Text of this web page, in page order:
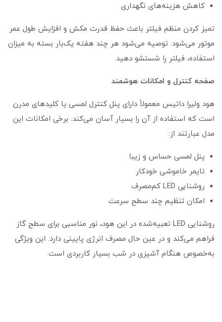
کاهش هزینه‌های نگهداری
تمیز کردن منظم فیلتر باعث حفظ قدرت مکش و افزایش طول عمر
موتور می‌شود. توصیه می‌شود هر چند هفته یک‌بار بسته به میزان
استفاده، فیلتر را شستشو دهید.
صفحه کنترل و امکانات هوشمند
هود ولیرا داتیس معمولاً دارای پنل کنترل لمسی یا کلیدهای مدرن
است که استفاده از آن را بسیار آسان می‌کند. برخی امکانات این
مدل عبارتند از:
پنل لمسی حساس و زیبا
تایمر خاموشی خودکار
روشنایی LED کم‌مصرف
امکان تنظیم چند سطح سرعت
روشنایی LED تعبیه‌شده در این هود، نور مناسبی برای سطح گاز
فراهم می‌کند و در عین حال مصرف انرژی پایینی دارد. این ویژگی
به‌خصوص هنگام آشپزی در شب بسیار کاربردی است.